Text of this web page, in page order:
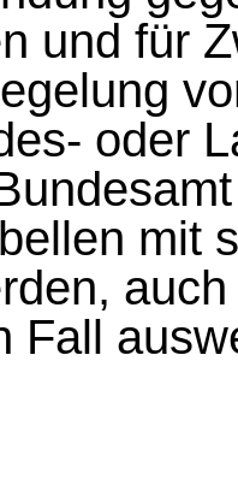
und für
oder
mit
Fall